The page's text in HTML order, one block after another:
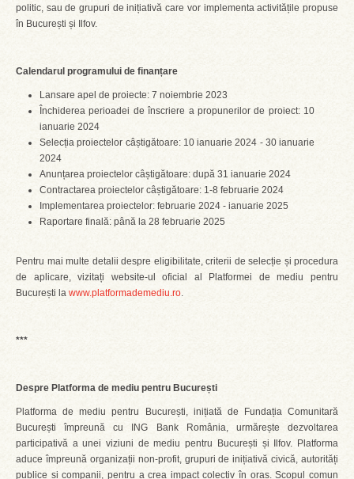
politic, sau de grupuri de inițiativă care vor implementa activitățile propuse
în București și Ilfov.
Calendarul programului de finanțare
Lansare apel de proiecte: 7 noiembrie 2023
Închiderea perioadei de înscriere a propunerilor de proiect: 10
ianuarie 2024
Selecția proiectelor câștigătoare: 10 ianuarie 2024 - 30 ianuarie
2024
Anunțarea proiectelor câștigătoare: după 31 ianuarie 2024
Contractarea proiectelor câștigătoare: 1-8 februarie 2024
Implementarea proiectelor: februarie 2024 - ianuarie 2025
Raportare finală: până la 28 februarie 2025
Pentru mai multe detalii despre eligibilitate, criterii de selecție și procedura
de aplicare, vizitați website-ul oficial al Platformei de mediu pentru
București la www.platformademediu.ro.
***
Despre Platforma de mediu pentru București
Platforma de mediu pentru București, inițiată de Fundația Comunitară
București împreună cu ING Bank România, urmărește dezvoltarea
participativă a unei viziuni de mediu pentru București și Ilfov. Platforma
aduce împreună organizații non-profit, grupuri de inițiativă civică, autorități
publice și companii, pentru a crea impact colectiv în oraș. Scopul comun